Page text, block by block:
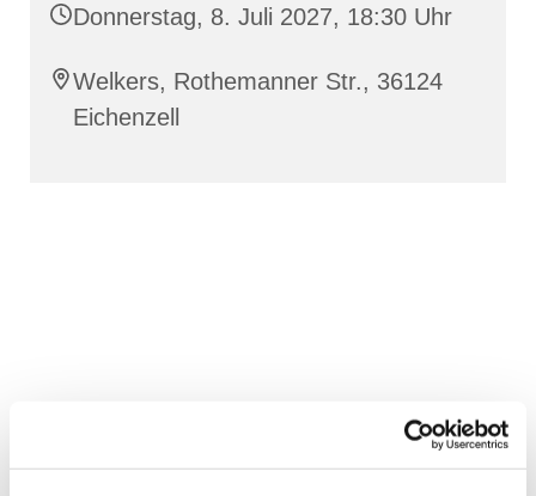
Donnerstag, 8. Juli 2027, 18:30 Uhr
Welkers, Rothemanner Str., 36124
Eichenzell